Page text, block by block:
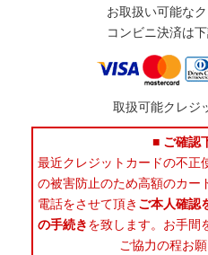
お取扱い可能な
コンビニ決済は
取扱可能クレジ
■ ご確認
最近クレジットカードの不正
の被害防止のため高額のカー
電話をさせて頂き ご本人確認
の手続きを致します。お手間
ご協力の程お願